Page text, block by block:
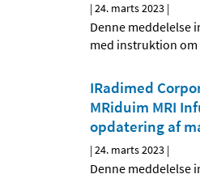
|24. marts 2023 |
Denne meddelelse
med instruktion
IRadimed
MRiduim MRI
opdatering af
|24. marts 2023 |
Denne meddelelse